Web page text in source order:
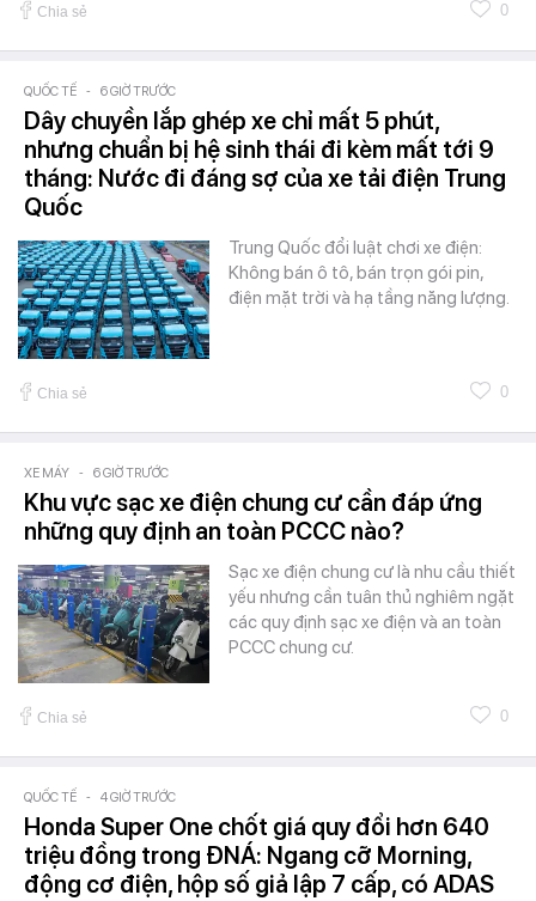
Chia sẻ 0
QUỐC TẾ - 6 GIỜ TRƯỚC
Dây chuyền lắp ghép xe chỉ mất 5 phút,
nhưng chuẩn bị hệ sinh thái đi kèm mất tới 9
tháng: Nước đi đáng sợ của xe tải điện Trung
Quốc
Trung Quốc đổi luật chơi xe điện:
Không bán ô tô, bán trọn gói pin,
điện mặt trời và hạ tầng năng lượng.
Chia sẻ 0
XE MÁY - 6 GIỜ TRƯỚC
Khu vực sạc xe điện chung cư cần đáp ứng
những quy định an toàn PCCC nào?
Sạc xe điện chung cư là nhu cầu thiết
yếu nhưng cần tuân thủ nghiêm ngặt
các quy định sạc xe điện và an toàn
PCCC chung cư.
Chia sẻ 0
QUỐC TẾ - 4 GIỜ TRƯỚC
Honda Super One chốt giá quy đổi hơn 640
triệu đồng trong ĐNÁ: Ngang cỡ Morning,
động cơ điện, hộp số giả lập 7 cấp, có ADAS